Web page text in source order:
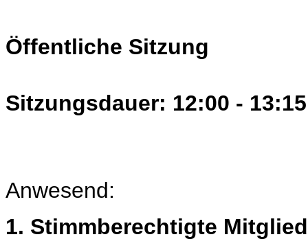
Öffentliche Sitzung
Sitzungsdauer: 12:00 -
Anwesend:
1. Stimmberechtigte